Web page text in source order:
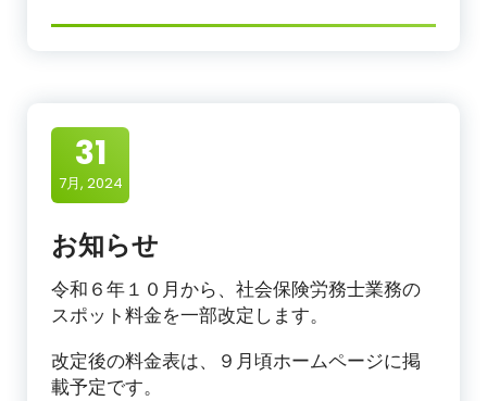
31
7月, 2024
お知らせ
令和６年１０月から、社会保険労務士業務の
スポット料金を一部改定します。
改定後の料金表は、９月頃ホームページに掲
載予定です。